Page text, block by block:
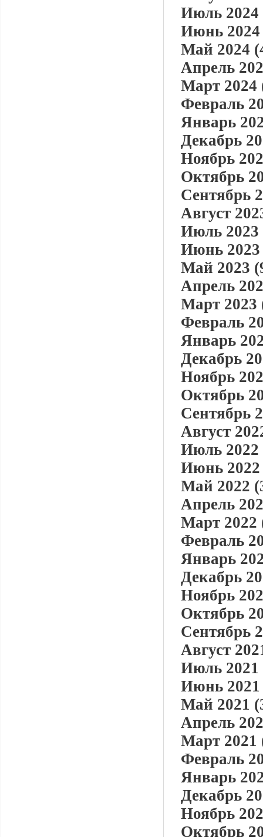
Июль 2024
Июнь 2024
Май 2024
Апрель
Март 2024
Февраль
Январь
Декабрь
Ноябрь
Октябрь
Сентябрь
Август
Июль 2023
Июнь 2023
Май 2023
Апрель
Март 2023
Февраль
Январь
Декабрь
Ноябрь
Октябрь
Сентябрь
Август
Июль 2022
Июнь 2022
Май 2022
Апрель
Март 2022
Февраль
Январь
Декабрь
Ноябрь
Октябрь
Сентябрь
Август
Июль 2021
Июнь 2021
Май 2021
Апрель
Март 2021
Февраль
Январь
Декабрь
Ноябрь
Октябрь